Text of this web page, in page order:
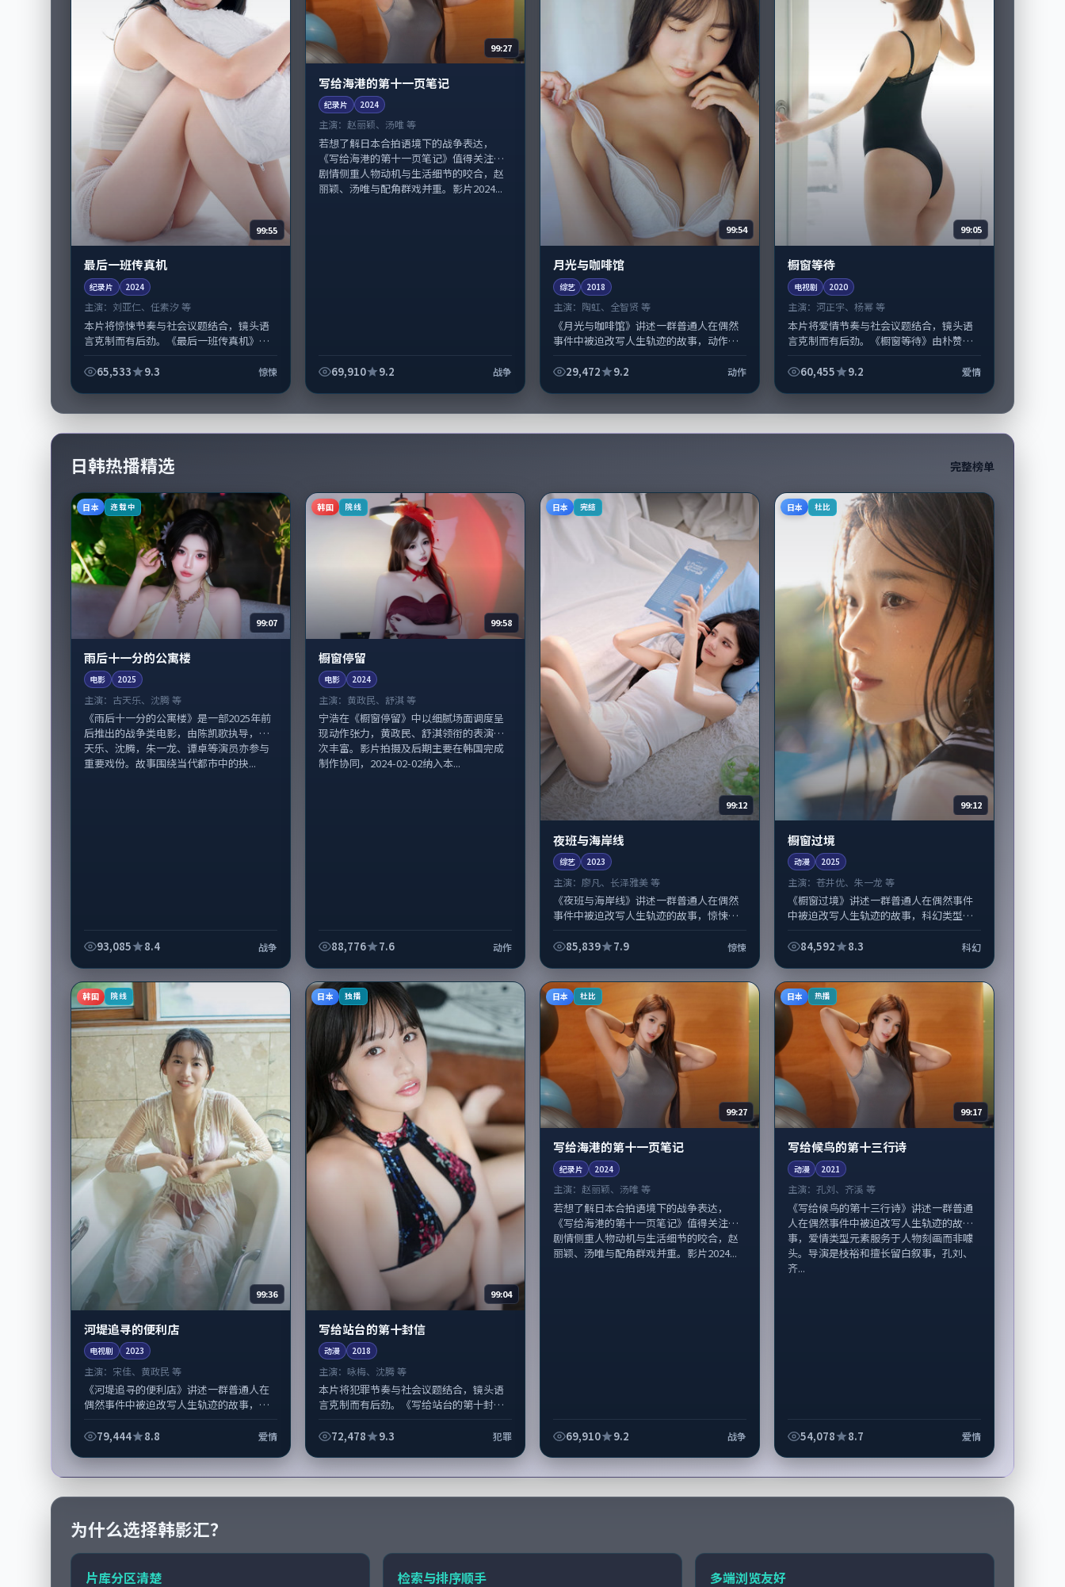
99:55
最后一班传真机
纪录片 2024
主演： 刘亚仁、任素汐 等
本片将惊悚节奏与社会议题结合，镜头语
言克制而有后劲。《最后一班传真机》由
取景与声音设计凸显美国城市质感，适合...
65,533 9.3 惊悚
99:27
写给海港的第十一页笔记
纪录片 2024
主演： 赵丽颖、汤唯 等
若想了解日本合拍语境下的战争表达，
《写给海港的第十一页笔记》值得关注：
剧情侧重人物动机与生活细节的咬合，赵
丽颖、汤唯与配角群戏并重。影片2024...
69,910 9.2 战争
99:54
月光与咖啡馆
综艺 2018
主演： 陶虹、全智贤 等
《月光与咖啡馆》讲述一群普通人在偶然
事件中被迫改写人生轨迹的故事，动作类
斯·安德森擅长留白叙事，陶虹、全智贤...
29,472 9.2 动作
99:05
橱窗等待
电视剧 2020
主演： 河正宇、杨幂 等
本片将爱情节奏与社会议题结合，镜头语
言克制而有后劲。《橱窗等待》由朴赞郁
音设计凸显美国城市质感，适合偏好写实...
60,455 9.2 爱情
日韩热播精选 完整榜单
日本 连载中
99:07
雨后十一分的公寓楼
电影 2025
主演： 古天乐、沈腾 等
《雨后十一分的公寓楼》是一部2025年前
后推出的战争类电影，由陈凯歌执导，古
天乐、沈腾，朱一龙、谭卓等演员亦参与
重要戏份。故事围绕当代都市中的抉...
93,085 8.4 战争
韩国 院线
99:58
橱窗停留
电影 2024
主演： 黄政民、舒淇 等
宁浩在《橱窗停留》中以细腻场面调度呈
现动作张力，黄政民、舒淇领衔的表演层
次丰富。影片拍摄及后期主要在韩国完成
制作协同，2024-02-02纳入本...
88,776 7.6 动作
日本 完结
99:12
夜班与海岸线
综艺 2023
主演：廖凡、长泽雅美 等
《夜班与海岸线》讲述一群普通人在偶然
事件中被迫改写人生轨迹的故事，惊悚类
赣擅长留白叙事，廖凡、长泽雅美的情感...
85,839 7.9 惊悚
日本 杜比
99:12
橱窗过境
动漫 2025
主演：苍井优、朱一龙 等
《橱窗过境》讲述一群普通人在偶然事件
中被迫改写人生轨迹的故事，科幻类型元
擅长留白叙事，苍井优、朱一龙的情感拿...
84,592 8.3 科幻
韩国 院线
99:36
河堤追寻的便利店
电视剧 2023
主演： 宋佳、黄政民 等
《河堤追寻的便利店》讲述一群普通人在
偶然事件中被迫改写人生轨迹的故事，爱
演曾国祥擅长留白叙事，宋佳、黄政民的...
79,444 8.8 爱情
日本 独播
99:04
写给站台的第十封信
动漫 2018
主演： 咏梅、沈腾 等
本片将犯罪节奏与社会议题结合，镜头语
言克制而有后劲。《写给站台的第十封
线；取景与声音设计凸显日本城市质感，
72,478 9.3 犯罪
日本 杜比
99:27
写给海港的第十一页笔记
纪录片 2024
主演： 赵丽颖、汤唯 等
若想了解日本合拍语境下的战争表达，
《写给海港的第十一页笔记》值得关注：
剧情侧重人物动机与生活细节的咬合，赵
丽颖、汤唯与配角群戏并重。影片2024...
69,910 9.2 战争
日本 热播
99:17
写给候鸟的第十三行诗
动漫 2021
主演：孔刘、齐溪 等
《写给候鸟的第十三行诗》讲述一群普通
人在偶然事件中被迫改写人生轨迹的故
事，爱情类型元素服务于人物刻画而非噱
头。导演是枝裕和擅长留白叙事，孔刘、
齐...
54,078 8.7 爱情
为什么选择韩影汇？
片库分区清楚 检索与排序顺手 多端浏览友好